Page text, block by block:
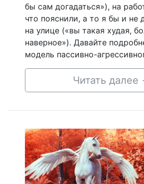
бы сам догадаться»), на
что пояснили, а то я бы и не
на улице («вы такая худая,
наверное»). Давайте
модель пассивно-
Читать далее